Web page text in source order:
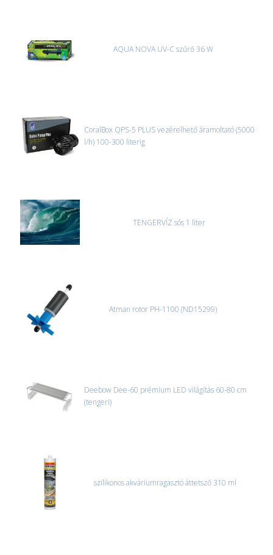
AQUA NOVA UV-C szűrő 36 W
CoralBox QPS-5 PLUS vezérelhető áramoltató (5000
l/h) 100-300 literig
TENGERVÍZ sós 1 liter
Atman rotor PH-1100 (ND15299)
Deebow Dee-60 prémium LED világítás 60-80 cm
(tengeri)
szilikonos akváriumragasztó áttetsző 310 ml